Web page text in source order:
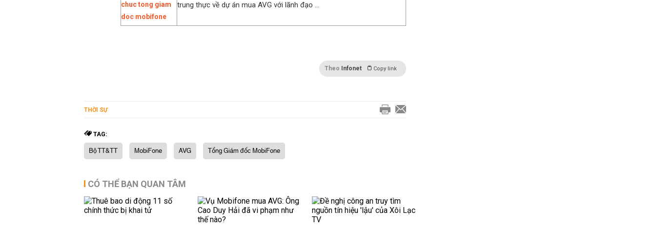
trung thực về dự án mua AVG với lãnh đạo ...
Theo Infonet Copy link
THỜI SỰ
TAG:
Bộ TT&TT MobiFone AVG Tổng Giám đốc MobiFone
CÓ THỂ BẠN QUAN TÂM